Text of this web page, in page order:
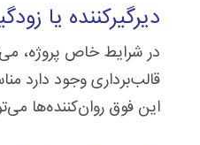
دیرگیرکننده یا
در شرایط خاص پروژه،
قالب‌برداری وجود دارد
این فوق روان‌کننده‌ها